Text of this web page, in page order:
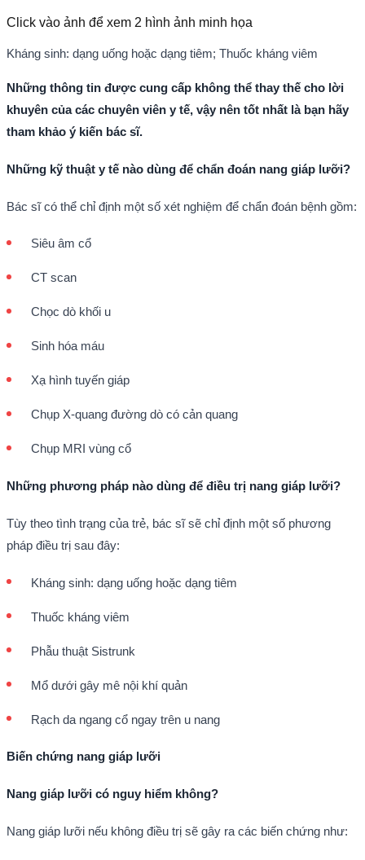
Click vào ảnh để xem 2 hình ảnh minh họa
Kháng sinh: dạng uống hoặc dạng tiêm; Thuốc kháng viêm
Những thông tin được cung cấp không thể thay thế cho lời
khuyên của các chuyên viên y tế, vậy nên tốt nhất là bạn hãy
tham khảo ý kiến bác sĩ.
Những kỹ thuật y tế nào dùng để chẩn đoán nang giáp lưỡi?
Bác sĩ có thể chỉ định một số xét nghiệm để chẩn đoán bệnh gồm:
Siêu âm cổ
CT scan
Chọc dò khối u
Sinh hóa máu
Xạ hình tuyến giáp
Chụp X-quang đường dò có cản quang
Chụp MRI vùng cổ
Những phương pháp nào dùng để điều trị nang giáp lưỡi?
Tùy theo tình trạng của trẻ, bác sĩ sẽ chỉ định một số phương
pháp điều trị sau đây:
Kháng sinh: dạng uống hoặc dạng tiêm
Thuốc kháng viêm
Phẫu thuật Sistrunk
Mổ dưới gây mê nội khí quản
Rạch da ngang cổ ngay trên u nang
Biến chứng nang giáp lưỡi
Nang giáp lưỡi có nguy hiểm không?
Nang giáp lưỡi nếu không điều trị sẽ gây ra các biến chứng như: